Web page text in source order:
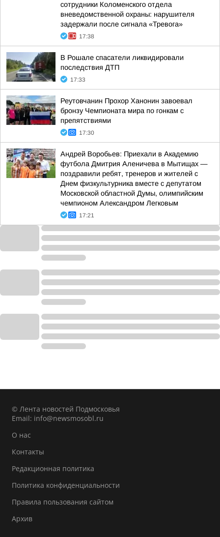
сотрудники Коломенского отдела
вневедомственной охраны: нарушителя
задержали после сигнала «Тревога»
17:38
В Рошале спасатели ликвидировали
последствия ДТП
17:33
Реутовчанин Прохор Ханонин завоевал
бронзу Чемпионата мира по гонкам с
препятствиями
17:30
Андрей Воробьев: Приехали в Академию
футбола Дмитрия Аленичева в Мытищах —
поздравили ребят, тренеров и жителей с
Днем физкультурника вместе с депутатом
Московской областной Думы, олимпийским
чемпионом Александром Легковым
17:21
© Лента новостей Подмосковья
Email: info@newsmosobl.ru
О нас
Контакты
Редакционная политика
Политика конфиденциальности
Правила пользования сайтом
Архив